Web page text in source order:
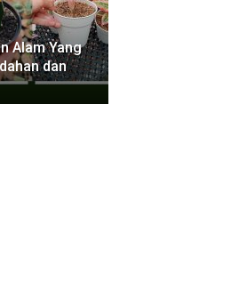
Alam Yang
dan